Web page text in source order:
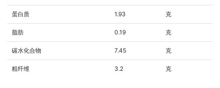
蛋白质 1.93 克
脂肪 0.19 克
碳水化合物 7.45 克
粗纤维 3.2 克